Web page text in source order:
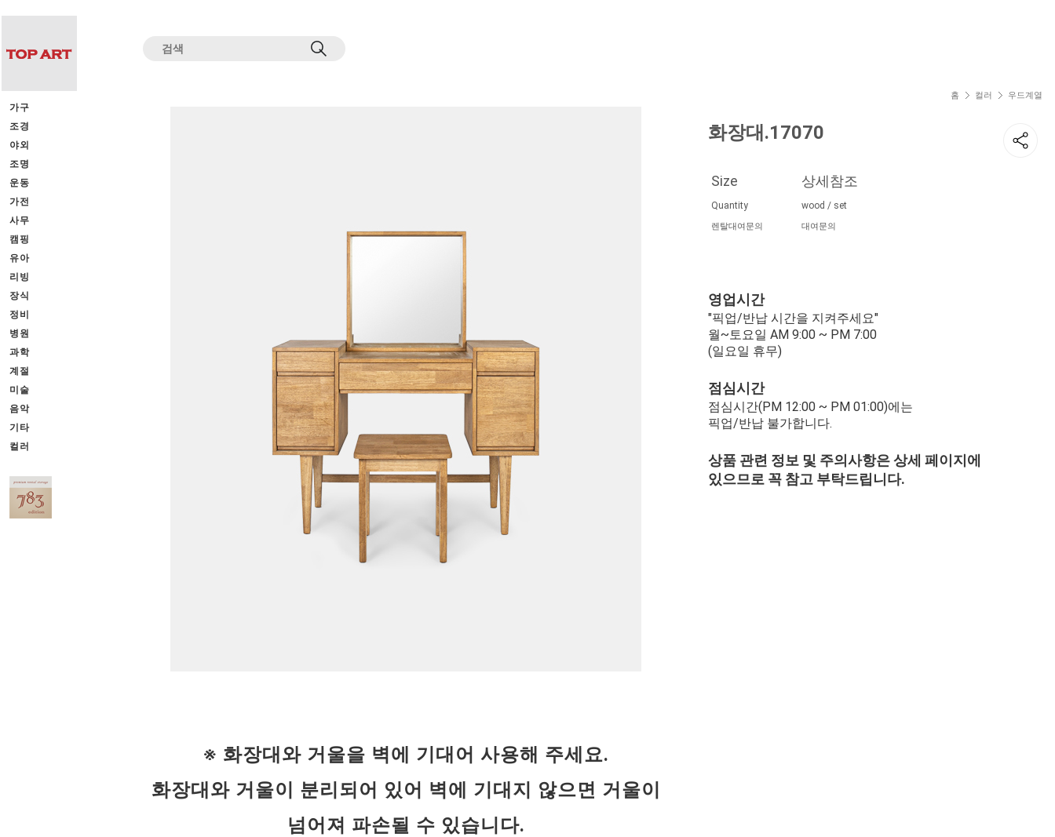
※ 화장대와 거울을 벽에 기대어 사용해 주세요.
화장대와 거울이 분리되어 있어 벽에 기대지 않으면 거울이
넘어져 파손될 수 있습니다.
홈 컬러 우드계열
화장대.17070
Size 상세참조
Quantity wood / set
렌탈대여문의 대여문의
영업시간
"픽업/반납 시간을 지켜주세요"
월~토요일 AM 9:00 ~ PM 7:00
(일요일 휴무)
점심시간
점심시간(PM 12:00 ~ PM 01:00)에는
픽업/반납 불가합니다.
상품 관련 정보 및 주의사항은 상세 페이지에
있으므로 꼭 참고 부탁드립니다.
가구
조경
야외
조명
운동
가전
사무
캠핑
유아
리빙
장식
정비
병원
과학
계절
미술
음악
기타
컬러